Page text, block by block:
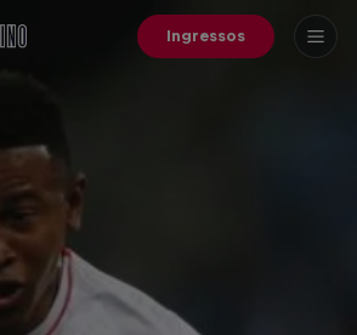
Ingressos